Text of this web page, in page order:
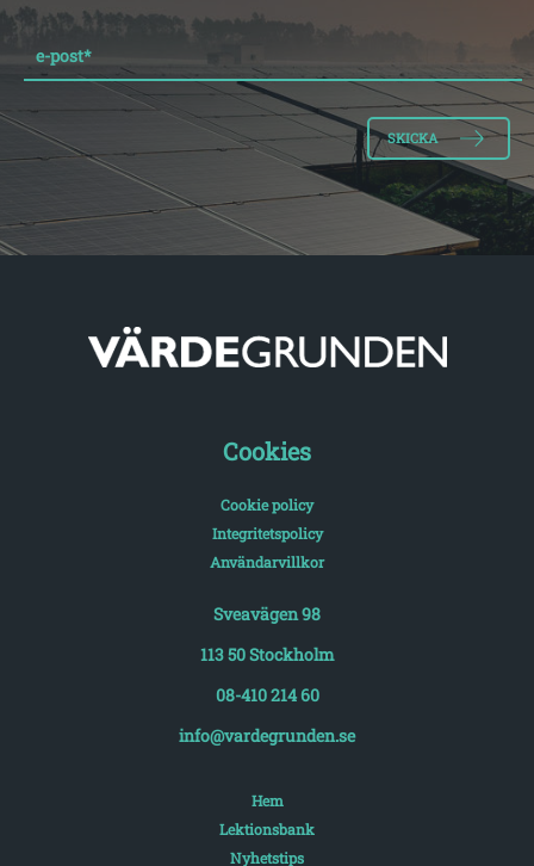
e-post*
Cookies
Cookie policy
Integritetspolicy
Användarvillkor
Sveavägen 98
113 50 Stockholm
08-410 214 60
info@vardegrunden.se
Hem
Lektionsbank
Nyhetstips